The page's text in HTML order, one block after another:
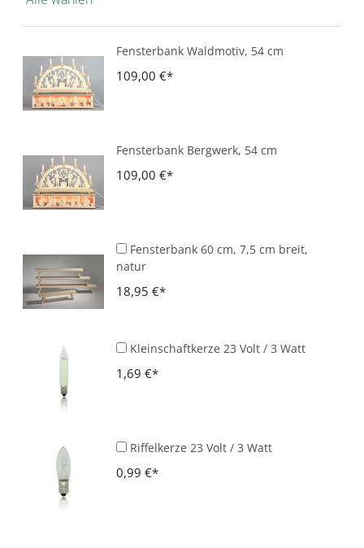
Fensterbank Waldmotiv, 54 cm
109,00 €
Fensterbank Bergwerk, 54 cm
109,00 €
Fensterbank 60 cm, 7,5 cm breit,
natur
18,95 €
Kleinschaftkerze 23 Volt / 3 Watt
1,69 €
Riffelkerze 23 Volt / 3 Watt
0,99 €